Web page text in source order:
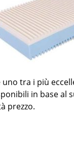
uno tra i più
in base al
prezzo.